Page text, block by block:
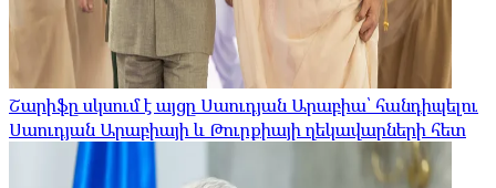
Շարիֆը սկսում է այցը Սաուդյան Արաբիա՝ հանդիպելու
Սաուդյան Արաբիայի և Թուրքիայի ղեկավարների հետ